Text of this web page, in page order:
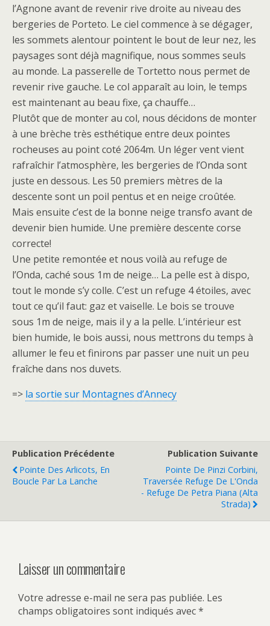
l’Agnone avant de revenir rive droite au niveau des
bergeries de Porteto. Le ciel commence à se dégager,
les sommets alentour pointent le bout de leur nez, les
paysages sont déjà magnifique, nous sommes seuls
au monde. La passerelle de Tortetto nous permet de
revenir rive gauche. Le col apparaît au loin, le temps
est maintenant au beau fixe, ça chauffe…
Plutôt que de monter au col, nous décidons de monter
à une brèche très esthétique entre deux pointes
rocheuses au point coté 2064m. Un léger vent vient
rafraîchir l’atmosphère, les bergeries de l’Onda sont
juste en dessous. Les 50 premiers mètres de la
descente sont un poil pentus et en neige croûtée.
Mais ensuite c’est de la bonne neige transfo avant de
devenir bien humide. Une première descente corse
correcte!
Une petite remontée et nous voilà au refuge de
l’Onda, caché sous 1m de neige… La pelle est à dispo,
tout le monde s’y colle. C’est un refuge 4 étoiles, avec
tout ce qu’il faut: gaz et vaiselle. Le bois se trouve
sous 1m de neige, mais il y a la pelle. L’intérieur est
bien humide, le bois aussi, nous mettrons du temps à
allumer le feu et finirons par passer une nuit un peu
fraîche dans nos duvets.
=> la sortie sur Montagnes d’Annecy
Publication Précédente
Pointe Des Arlicots, En
Boucle Par La Lanche
Publication Suivante
Pointe De Pinzi Corbini,
Traversée Refuge De L'Onda
- Refuge De Petra Piana (Alta
Strada)
Laisser un commentaire
Votre adresse e-mail ne sera pas publiée. Les
champs obligatoires sont indiqués avec*